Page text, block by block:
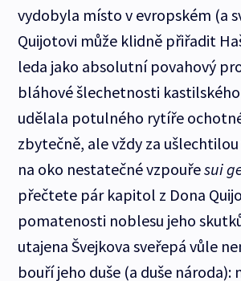
vydobyla místo v evropském (a
Quijotovi může klidně přiřadit
leda jako absolutní povahový
bláhové šlechetnosti
udělala potulného rytíře
zbytečně, ale vždy za
na oko nestatečné vzpouřesui
přečtete pár kapitol z Dona
pomatenosti noblesu jeho
utajena Švejkova sveřepá vůle
bouří jeho duše (a duše